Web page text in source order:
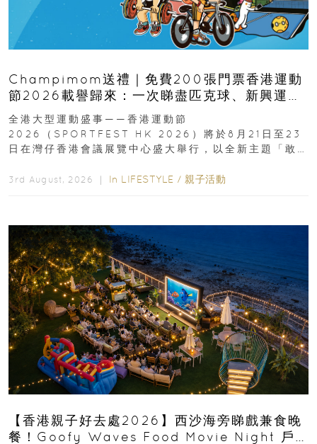
Champimom送禮｜免費200張門票香港運動
節2026載譽歸來：一次睇盡匹克球、新興運
動、街舞比賽＋逾百運動品牌展覽
全港大型運動盛事——香港運動節
2026（SPORTFEST HK 2026）將於8月21日至23
日在灣仔香港會議展覽中心盛大舉行，以全新主題「敢
3rd August, 2026 ｜ In LIFESTYLE / 親子活動
【香港親子好去處2026】西沙海旁睇戲兼食晚
餐！Goofy Waves Food Movie Night 戶